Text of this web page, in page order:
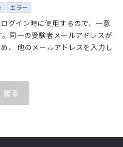
エラー
グイン時に使用するので、一意
同一の受験者メールアドレスが
、 他のメールアドレスを入力し
戻る